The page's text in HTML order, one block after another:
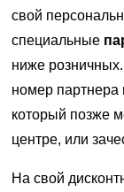
свой
специальные
ниже
номер партнера
который позже
центре, или
На свой